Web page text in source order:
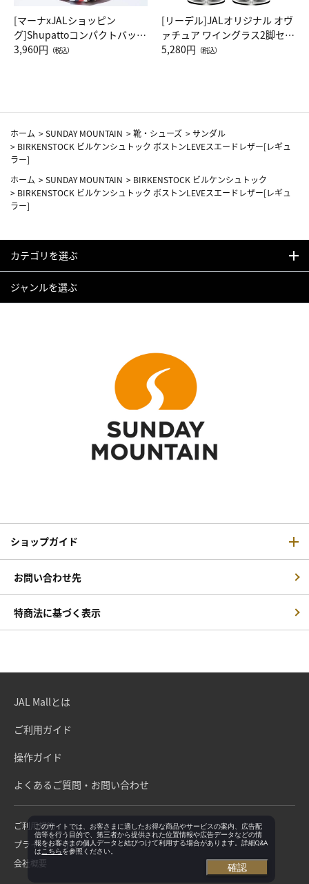
[マーナxJALショッピン
グ]Shupattoコンパクトバッグ
Drop JAL客室乗務員（LC）ス
3,960円 （税込）
[リーデル]JALオリジナル オヴ
ァチュア ワイングラス2脚セッ
ト（レッドワイン）
5,280円 （税込）
ホーム >SUNDAY MOUNTAIN >靴・シューズ >サンダル
> BIRKENSTOCK ビルケンシュトック ボストンLEVEスエードレザー[レギュ
ラー]
ホーム >SUNDAY MOUNTAIN > BIRKENSTOCK ビルケンシュトック
> BIRKENSTOCK ビルケンシュトック ボストンLEVEスエードレザー[レギュ
ラー]
カテゴリを選ぶ
ジャンルを選ぶ
ショップガイド
お問い合わせ先
特商法に基づく表示
JAL Mallとは
ご利用ガイド
操作ガイド
よくあるご質問・お問い合わせ
ご利用規約
プライバシーポリシー
会社概要
このサイトでは、お客さまに適したお得な商品やサービスの案内、広告配
信等を行う目的で、第三者から提供された位置情報や広告データなどの情
報をお客さまの個人データと結びつけて利用する場合があります。詳細Q&A
は こちらを参照ください。
確認